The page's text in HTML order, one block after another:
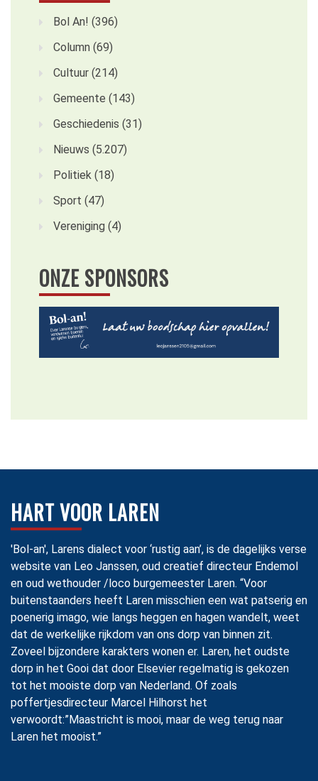
Bol An! (396)
Column (69)
Cultuur (214)
Gemeente (143)
Geschiedenis (31)
Nieuws (5.207)
Politiek (18)
Sport (47)
Vereniging (4)
ONZE SPONSORS
HART VOOR LAREN
'Bol-an', Larens dialect voor ‘rustig aan’, is de dagelijks verse
website van Leo Janssen, oud creatief directeur Endemol
en oud wethouder /loco burgemeester Laren. “Voor
buitenstaanders heeft Laren misschien een wat patserig en
poenerig imago, wie langs heggen en hagen wandelt, weet
dat de werkelijke rijkdom van ons dorp van binnen zit.
Zoveel bijzondere karakters wonen er. Laren, het oudste
dorp in het Gooi dat door Elsevier regelmatig is gekozen
tot het mooiste dorp van Nederland. Of zoals
poffertjesdirecteur Marcel Hilhorst het
verwoordt:”Maastricht is mooi, maar de weg terug naar
Laren het mooist.”